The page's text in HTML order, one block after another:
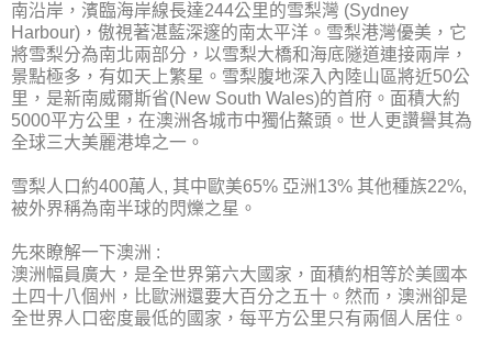
南沿岸，濱臨海岸線長達244公里的雪梨灣 (Sydney
Harbour)，傲視著湛藍深邃的南太平洋。雪梨港灣優美，它
將雪梨分為南北兩部分，以雪梨大橋和海底隧道連接兩岸，
景點極多，有如天上繁星。雪梨腹地深入內陸山區將近50公
里，是新南威爾斯省(New South Wales)的首府。面積大約
5000平方公里，在澳洲各城市中獨佔鰲頭。世人更讚譽其為
全球三大美麗港埠之一。
雪梨人口約400萬人, 其中歐美65% 亞洲13% 其他種族22%,
被外界稱為南半球的閃爍之星。
先來瞭解一下澳洲 :
澳洲幅員廣大，是全世界第六大國家，面積約相等於美國本
土四十八個州，比歐洲還要大百分之五十。然而，澳洲卻是
全世界人口密度最低的國家，每平方公里只有兩個人居住。